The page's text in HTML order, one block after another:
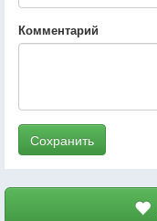
Комментарий
Сохранить